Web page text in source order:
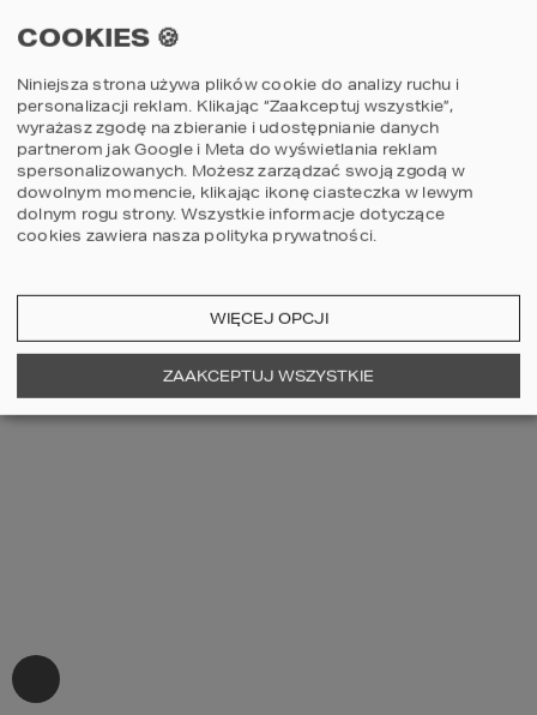
AN UNEXPECTED ERROR HAS OCCURRED
COOKIES 🍪
Niniejsza strona używa plików cookie do analizy ruchu i
personalizacji reklam. Klikając “Zaakceptuj wszystkie”,
wyrażasz zgodę na zbieranie i udostępnianie danych
partnerom jak Google i Meta do wyświetlania reklam
spersonalizowanych. Możesz zarządzać swoją zgodą w
dowolnym momencie, klikając ikonę ciasteczka w lewym
dolnym rogu strony. Wszystkie informacje dotyczące
cookies zawiera nasza polityka prywatności.
WIĘCEJ OPCJI
ZAAKCEPTUJ WSZYSTKIE